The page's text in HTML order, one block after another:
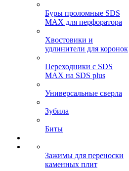
Буры проломные SDS
MAX для перфоратора
Хвостовики и
удлинители для коронок
Переходники с SDS
MAX на SDS plus
Универсальные сверла
Зубила
Биты
Зажимы для переноски
каменных плит